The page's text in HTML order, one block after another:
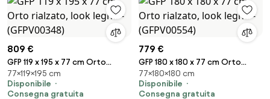
809 €
GFP 119 x 195 x 77 cm Orto
rialzato, look legno -
(GFPV00348)
77×119×195 cm
Disponibile
Consegna gratuita
779 €
GFP 180 x 180 x 77 cm Orto
rialzato, look legno -
(GFPV00554)
77×180×180 cm
Disponibile
Consegna gratuita